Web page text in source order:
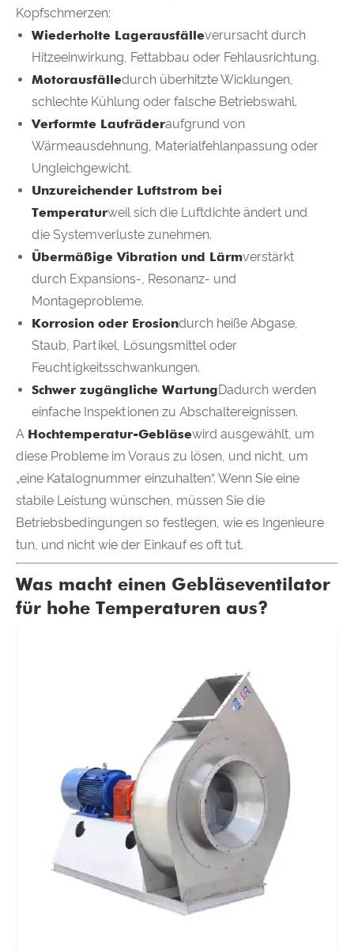
Kopfschmerzen:
Wiederholte Lagerausfälleverursacht durch
Hitzeeinwirkung, Fettabbau oder Fehlausrichtung.
Motorausfälledurch überhitzte Wicklungen,
schlechte Kühlung oder falsche Betriebswahl.
Verformte Laufräderaufgrund von
Wärmeausdehnung, Materialfehlanpassung oder
Ungleichgewicht.
Unzureichender Luftstrom bei
Temperaturweil sich die Luftdichte ändert und
die Systemverluste zunehmen.
Übermäßige Vibration und Lärmverstärkt
durch Expansions-, Resonanz- und
Montageprobleme.
Korrosion oder Erosiondurch heiße Abgase,
Staub, Partikel, Lösungsmittel oder
Feuchtigkeitsschwankungen.
Schwer zugängliche WartungDadurch werden
einfache Inspektionen zu Abschaltereignissen.
A Hochtemperatur-Gebläsewird ausgewählt, um
diese Probleme im Voraus zu lösen, und nicht, um
„eine Katalognummer einzuhalten“. Wenn Sie eine
stabile Leistung wünschen, müssen Sie die
Betriebsbedingungen so festlegen, wie es Ingenieure
tun, und nicht wie der Einkauf es oft tut.
Was macht einen Gebläseventilator
für hohe Temperaturen aus?